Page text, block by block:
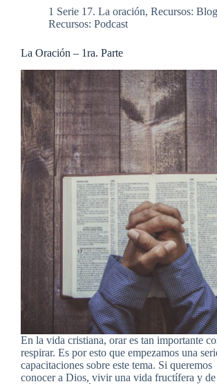
1 Serie 17. La oración, Recursos: Blog
Recursos: Podcast
La Oración – 1ra. Parte
En la vida cristiana, orar es tan importante
respirar. Es por esto que empezamos una
capacitaciones sobre este tema. Si queremos
conocer a Dios, vivir una vida fructífera y de